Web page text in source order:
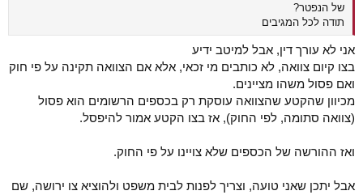
של הנפטר?
תודה לכל המגיבים
אני לא עורך דין, אבל למיטב ידיע
בצו קיום צוואה, לא כותבים מי זכאי, אלא אם הצוואה תקינה על פי חוק
ואם פסול משהו מציינים.
מכיוון שהקטע שהצוואה עוסקת רק בכספים הרשומים הוא פסול
(צוואה סתומה, לפי החוק), אז בצו הקטע אמור להיפסל.
ואז ההורשה של הכספים שלא צויינו על פי החוק.
אבל יתכן שאני טועה, וצריך לפנות לבית משפט ולהוציא צו ירושה, שם